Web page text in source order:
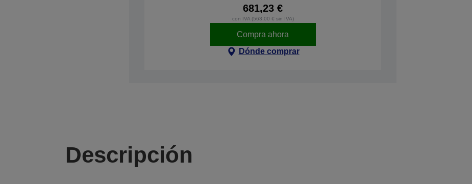
681,23 €
con IVA (563,00 € sin IVA)
Compra ahora
Dónde comprar
Descripción